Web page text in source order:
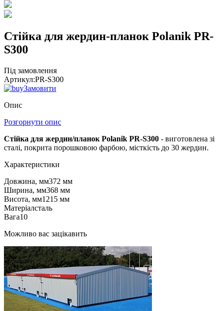
Стійка для жердин-планок Polanik PR-
S300
Під замовлення
Артикул:PR-S300
Замовити
Опис
Розгорнути опис
Стійка для жердин/планок Polanik PR-S300 - виготовлена зі
сталі, покрита порошковою фарбою, місткість до 30 жердин.
Характеристики
Довжина, мм372 мм
Ширина, мм368 мм
Висота, мм1215 мм
Матеріалсталь
Вага10
Можливо вас зацікавить